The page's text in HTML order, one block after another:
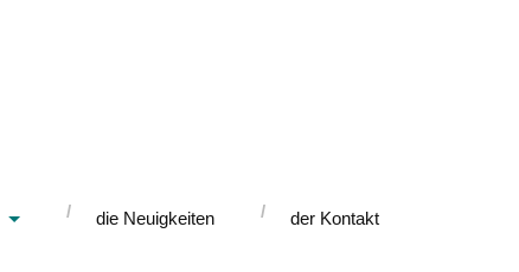
die Neuigkeiten der Kontakt